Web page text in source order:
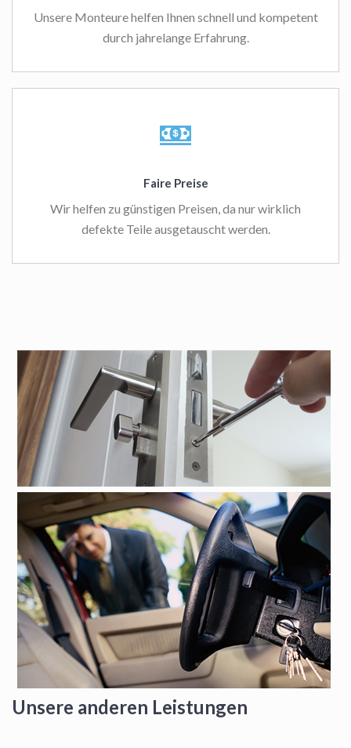
Unsere Monteure helfen Ihnen schnell und kompetent
durch jahrelange Erfahrung.
Faire Preise
Wir helfen zu günstigen Preisen, da nur wirklich
defekte Teile ausgetauscht werden.
Unsere anderen Leistungen